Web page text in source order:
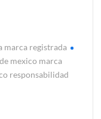
marca registrada
mexico marca
responsabilidad